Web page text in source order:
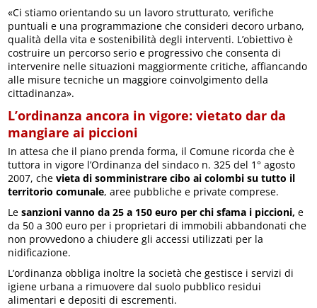
«Ci stiamo orientando su un lavoro strutturato, verifiche
puntuali e una programmazione che consideri decoro urbano,
qualità della vita e sostenibilità degli interventi. L’obiettivo è
costruire un percorso serio e progressivo che consenta di
intervenire nelle situazioni maggiormente critiche, affiancando
alle misure tecniche un maggiore coinvolgimento della
cittadinanza».
L’ordinanza ancora in vigore: vietato dar da
mangiare ai piccioni
In attesa che il piano prenda forma, il Comune ricorda che è
tuttora in vigore l’Ordinanza del sindaco n. 325 del 1° agosto
2007, chevieta di somministrare cibo ai colombi su tutto il
territorio comunale, aree pubbliche e private comprese.
Lesanzioni vanno da 25 a 150 euro per chi sfama i piccioni, e
da 50 a 300 euro per i proprietari di immobili abbandonati che
non provvedono a chiudere gli accessi utilizzati per la
nidificazione.
L’ordinanza obbliga inoltre la società che gestisce i servizi di
igiene urbana a rimuovere dal suolo pubblico residui
alimentari e depositi di escrementi.